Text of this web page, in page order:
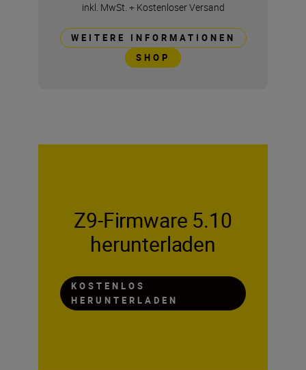
inkl. MwSt. + Kostenloser Versand
WEITERE INFORMATIONEN
SHOP
Z9-Firmware 5.10
herunterladen
KOSTENLOS
HERUNTERLADEN